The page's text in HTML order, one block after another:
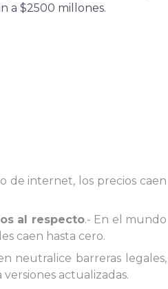
a $2500 millones.
de internet, los precios caen
al respecto.- En el mundo
caen hasta cero.
neutralice barreras legales,
actualizadas.